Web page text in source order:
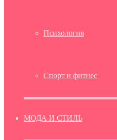
Психология
Спорт и фитнес
МОДА И СТИЛЬ